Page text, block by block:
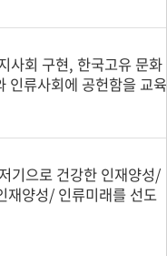
사회 구현, 한국고유 문화
인류사회에 공헌함을 교육
기으로 건강한 인재양성/
재양성/ 인류미래를 선도